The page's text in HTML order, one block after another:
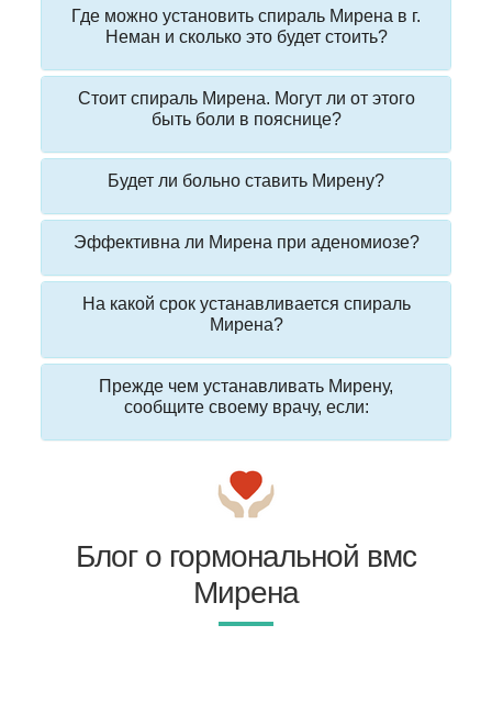
Где можно установить спираль Мирена в г.
Неман и сколько это будет стоить?
Стоит спираль Мирена. Могут ли от этого
быть боли в пояснице?
Будет ли больно ставить Мирену?
Эффективна ли Мирена при аденомиозе?
На какой срок устанавливается спираль
Мирена?
Прежде чем устанавливать Мирену,
сообщите своему врачу, если:
Блог о гормональной вмс
Мирена